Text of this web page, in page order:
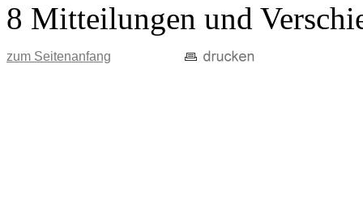
8 Mitteilungen und
zum Seitenanfang